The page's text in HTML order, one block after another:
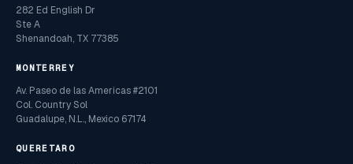
282 Ed English Dr
Ste A
Shenandoah, TX 77385
MONTERREY
Av. Paseo de las Americas #2101
Col. Country Sol
Guadalupe, N.L., Mexico 67174
QUERETARO